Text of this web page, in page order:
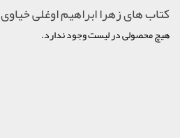
کتاب های زهرا ابراهیم اوغلی خیاوی
هیچ محصولی در لیست وجود ندارد.